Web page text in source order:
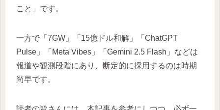
こと」です。
一方で「7GW」「15億ドル和解」「ChatGPT
Pulse」「Meta Vibes」「Gemini 2.5 Flash」などは
報道や観測段階にあり、断定的に採用するのは時期
尚早です。